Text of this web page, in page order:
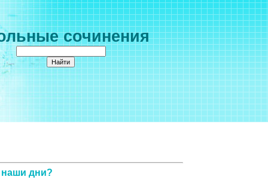
сочинения
наши дни?